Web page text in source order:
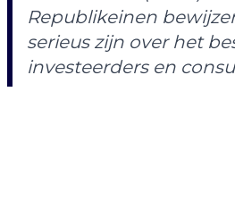
Republikeinen
serieus zijn over het
investeerders en